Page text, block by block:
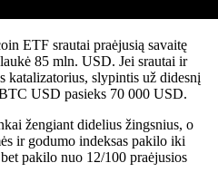
ETF srautai praėjusią savaitę
85 mln. USD. Jei srautai ir
katalizatorius, slypintis už didesnį
USD pasieks 70 000 USD.
žengiant didelius žingsnius, o
ir godumo indeksas pakilo iki
pakilo nuo 12/100 praėjusios